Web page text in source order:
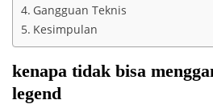
Gangguan Teknis
Kesimpulan
kenapa tidak bisa
legend